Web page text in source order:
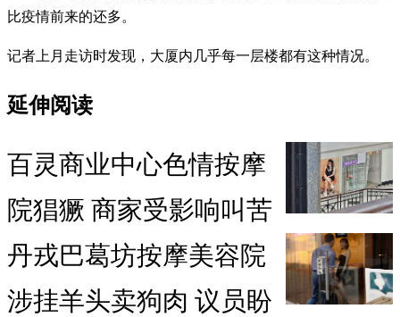
比疫情前来的还多。
记者上月走访时发现，大厦内几乎每一层楼都有这种情况。
延伸阅读
百灵商业中心色情按摩
院猖獗 商家受影响叫苦
丹戎巴葛坊按摩美容院
涉挂羊头卖狗肉 议员盼